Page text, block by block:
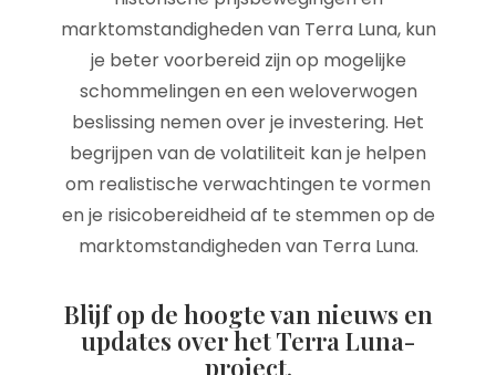
marktomstandigheden van Terra Luna, kun
je beter voorbereid zijn op mogelijke
schommelingen en een weloverwogen
beslissing nemen over je investering. Het
begrijpen van de volatiliteit kan je helpen
om realistische verwachtingen te vormen
en je risicobereidheid af te stemmen op de
marktomstandigheden van Terra Luna.
Blijf op de hoogte van nieuws en
updates over het Terra Luna-
project.